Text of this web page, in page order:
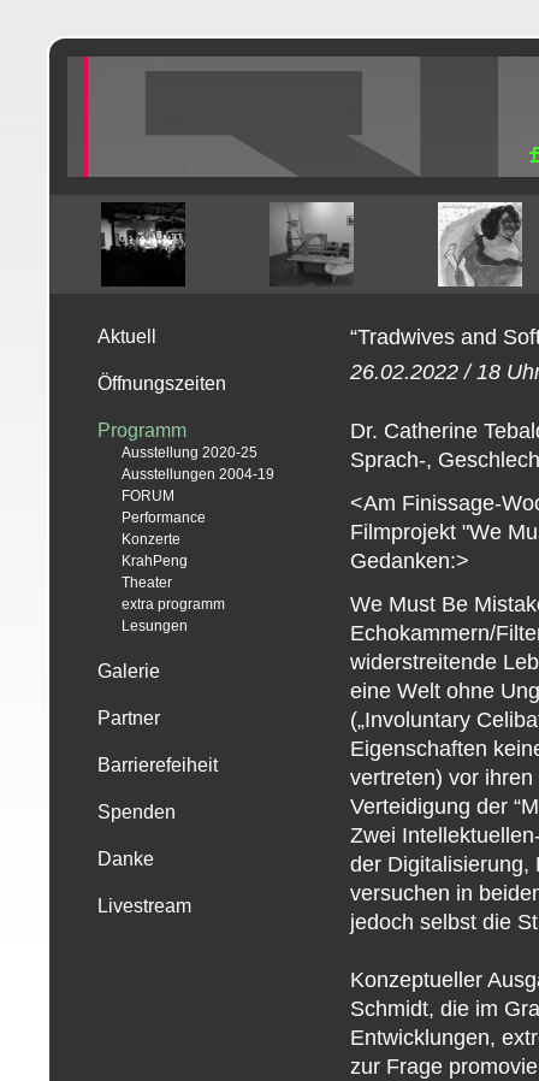
Aktuell
Öffnungszeiten
Programm
Ausstellung 2020-25
Ausstellungen 2004-19
FORUM
Performance
Konzerte
KrahPeng
Theater
extra programm
Lesungen
Galerie
Partner
Barrierefeiheit
Spenden
Danke
Livestream
“Tradwives and
26.02.2022 / 18
Dr. Catherine
Sprach-,
<Am Finissage-
Filmprojekt "We
Gedanken:>
We Must Be
Echokammern/
widerstreitende
eine Welt ohne
(„Involuntary
Eigenschaften
vertreten) vor
Verteidigung der
Zwei
der Digitalisierung,
versuchen in
jedoch selbst die
Konzeptueller
Schmidt, die im
Entwicklungen,
zur Frage